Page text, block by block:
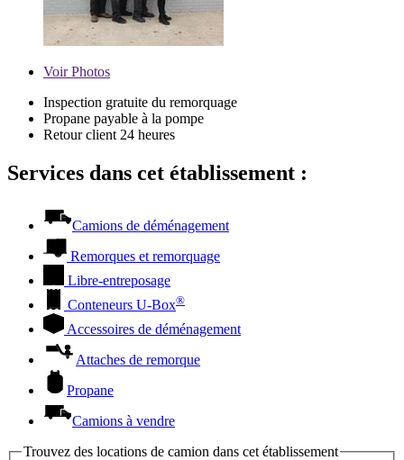
VoirPhotos
Inspection gratuite du remorquage
Propane payable à la pompe
Retour client 24 heures
Services dans cet établissement :
Camions de déménagement
Remorques et remorquage
Libre-entreposage
Conteneurs U-Box®
Accessoires de déménagement
Attaches de remorque
Propane
Camions à vendre
Trouvez des locations de camion dans cet établissement